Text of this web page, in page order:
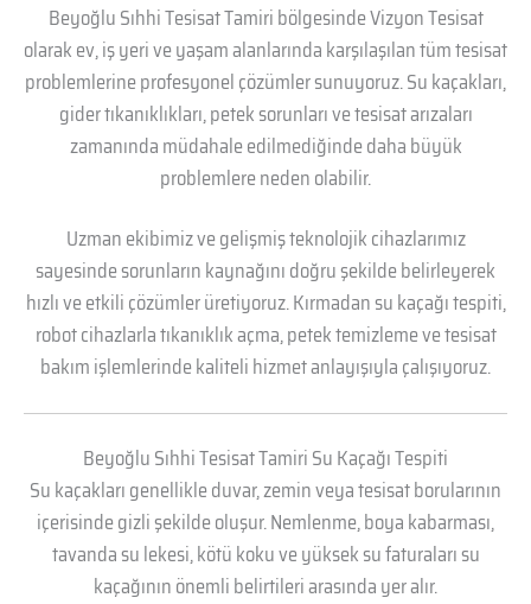
Beyoğlu Sıhhi Tesisat Tamiri bölgesinde Vizyon Tesisat
olarak ev, iş yeri ve yaşam alanlarında karşılaşılan tüm tesisat
problemlerine profesyonel çözümler sunuyoruz. Su kaçakları,
gider tıkanıklıkları, petek sorunları ve tesisat arızaları
zamanında müdahale edilmediğinde daha büyük
problemlere neden olabilir.
Uzman ekibimiz ve gelişmiş teknolojik cihazlarımız
sayesinde sorunların kaynağını doğru şekilde belirleyerek
hızlı ve etkili çözümler üretiyoruz. Kırmadan su kaçağı tespiti,
robot cihazlarla tıkanıklık açma, petek temizleme ve tesisat
bakım işlemlerinde kaliteli hizmet anlayışıyla çalışıyoruz.
Beyoğlu Sıhhi Tesisat Tamiri Su Kaçağı Tespiti
Su kaçakları genellikle duvar, zemin veya tesisat borularının
içerisinde gizli şekilde oluşur. Nemlenme, boya kabarması,
tavanda su lekesi, kötü koku ve yüksek su faturaları su
kaçağının önemli belirtileri arasında yer alır.